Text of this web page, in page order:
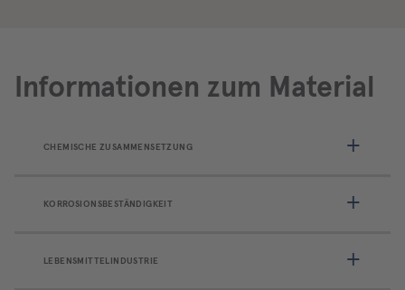
Informationen zum Material
CHEMISCHE ZUSAMMENSETZUNG
KORROSIONSBESTÄNDIGKEIT
LEBENSMITTELINDUSTRIE